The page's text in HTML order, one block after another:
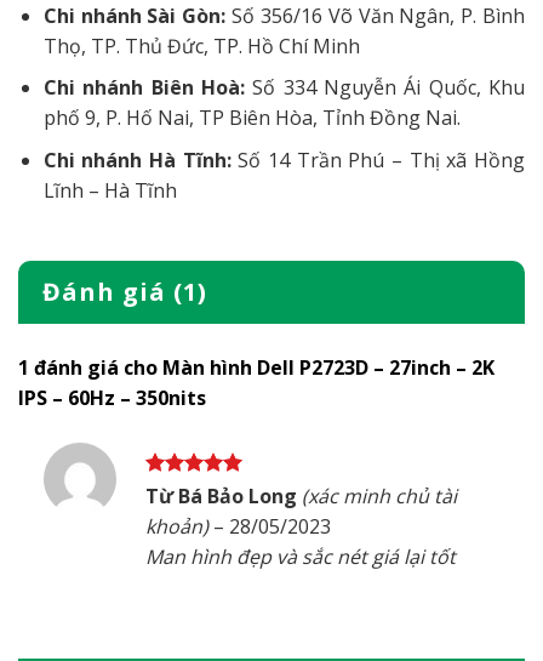
Chi nhánh Sài Gòn:Số 356/16 Võ Văn Ngân, P. Bình
Thọ, TP. Thủ Đức, TP. Hồ Chí Minh
Chi nhánh Biên Hoà:Số 334 Nguyễn Ái Quốc, Khu
phố 9, P. Hố Nai, TP Biên Hòa, Tỉnh Đồng Nai.
Chi nhánh Hà Tĩnh:Số 14 Trần Phú – Thị xã Hồng
Lĩnh – Hà Tĩnh
Đánh giá (1)
1 đánh giá cho Màn hình Dell P2723D – 27inch – 2K
IPS – 60Hz – 350nits
Được xếp
hạng
sao
Từ Bá Bảo Long (xác minh chủ tài
khoản) – 28/05/2023
Man hình đẹp và sắc nét giá lại tốt